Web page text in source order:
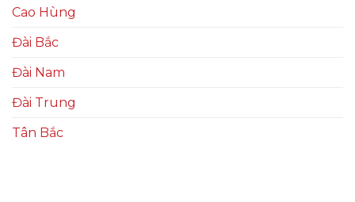
Cao Hùng
Đài Bắc
Đài Nam
Đài Trung
Tân Bắc